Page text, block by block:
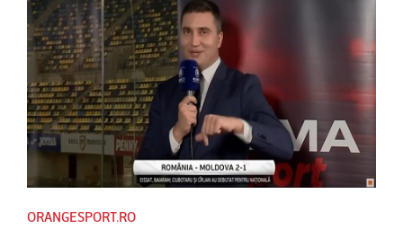
ORANGESPORT.RO